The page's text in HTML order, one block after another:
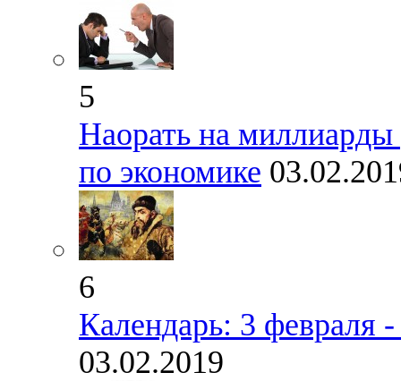
5
Наорать на миллиарды
по экономике
6
Календарь: 3 февраля
03.02.2019